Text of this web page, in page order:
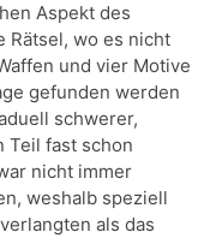
Aspekt des
Rätsel, wo es nicht
und vier Motive
gefunden werden
schwerer,
Teil fast schon
nicht immer
weshalb speziell
als das